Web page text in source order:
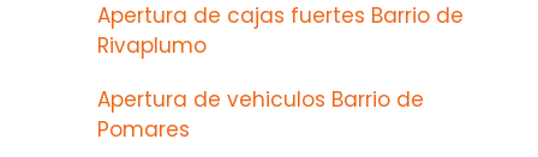
Apertura de cajas fuertes Barrio de
Rivaplumo
Apertura de vehiculos Barrio de
Pomares